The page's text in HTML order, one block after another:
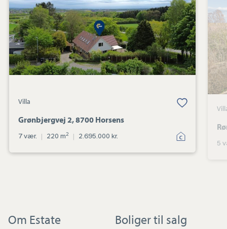
8700
Horsens
Villa
Grønbjergvej 2, 8700 Horsens
7 vær. | 220 m2 | 2.695.000 kr.
5
Om Estate Boliger til salg